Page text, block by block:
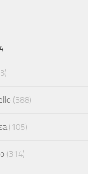
(388)
(105)
(314)